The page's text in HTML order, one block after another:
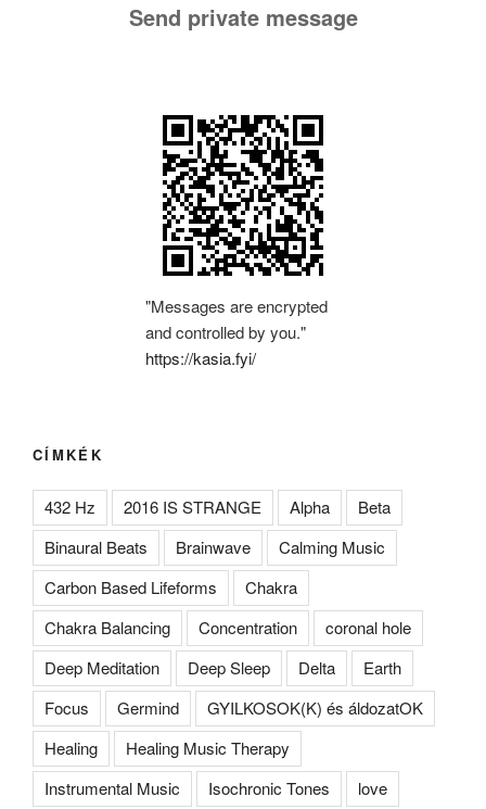
Send private message
"Messages are encrypted
and controlled by you."
https://kasia.fyi/
CÍMKÉK
432 Hz 2016 IS STRANGE Alpha
Beta
Binaural Beats
Brainwave
Calming Music
Carbon Based Lifeforms
Chakra
Chakra Balancing
Concentration
coronal hole
Deep Meditation
Deep Sleep Delta
Earth
Focus
Germind
GYILKOSOK(K) és áldozatOK
Healing
Healing Music Therapy
Instrumental Music
Isochronic Tones love